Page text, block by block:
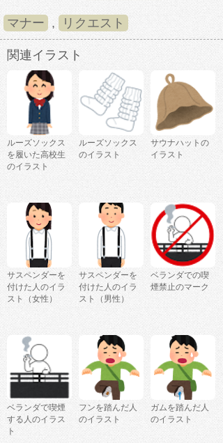
マナー , リクエスト
関連イラスト
ルーズソックス
を履いた高校生
のイラスト
ルーズソックス
のイラスト
サウナハットの
イラスト
サスペンダーを
付けた人のイラ
スト（女性）
サスペンダーを
付けた人のイラ
スト（男性）
ベランダでの喫
煙禁止のマーク
ベランダで喫煙
する人のイラス
ト
フンを踏んだ人
のイラスト
ガムを踏んだ人
のイラスト